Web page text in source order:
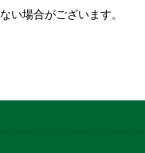
い場合がございます。